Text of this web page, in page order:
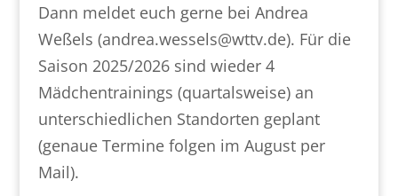
Dann meldet euch gerne bei Andrea
Weßels (andrea.wessels@wttv.de). Für die
Saison 2025/2026 sind wieder 4
Mädchentrainings (quartalsweise) an
unterschiedlichen Standorten geplant
(genaue Termine folgen im August per
Mail).